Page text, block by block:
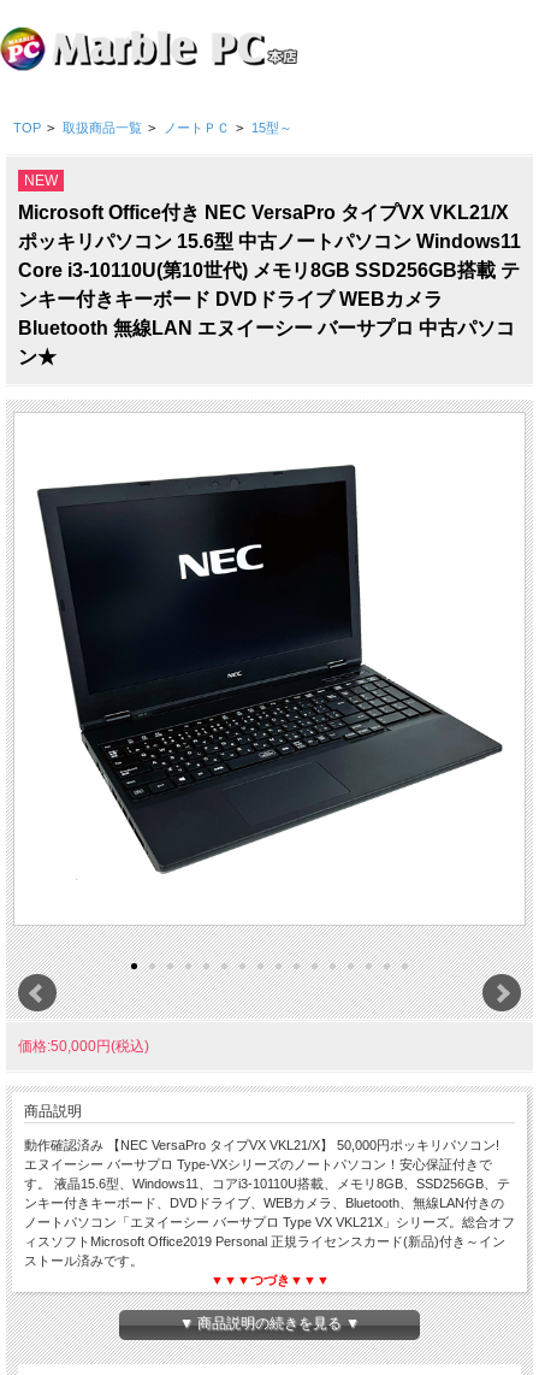
TOP > 取扱商品一覧 > ノートＰＣ > 15型～
NEW
Microsoft Office付き NEC VersaPro タイプVX VKL21/X
ポッキリパソコン 15.6型 中古ノートパソコン Windows11
Core i3-10110U(第10世代) メモリ8GB SSD256GB搭載 テ
ンキー付きキーボード DVDドライブ WEBカメラ
Bluetooth 無線LAN エヌイーシー バーサプロ 中古パソコ
ン★
価格:50,000円(税込)
商品説明
動作確認済み 【NEC VersaPro タイプVX VKL21/X】 50,000円ポッキリパソコン!
エヌイーシー バーサプロ Type-VXシリーズのノートパソコン！安心保証付きで
す。 液晶15.6型、Windows11、コアi3-10110U搭載、メモリ8GB、SSD256GB、テ
ンキー付きキーボード、DVDドライブ、WEBカメラ、Bluetooth、無線LAN付きの
ノートパソコン「エヌイーシー バーサプロ Type VX VKL21X」シリーズ。総合オフ
ィスソフトMicrosoft Office2019 Personal 正規ライセンスカード(新品)付き～イン
ストール済みです。
▼▼▼つづき▼▼▼
▼ 商品説明の続きを見る ▼